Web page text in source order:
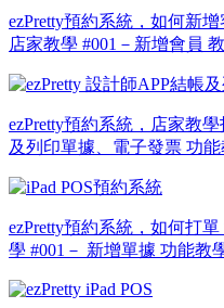
ezPretty預約系統，如何新
店家教學 #001－新增會員
ezPretty預約系統，店家教
及列印單據、電子發票 功
ezPretty預約系統，如何打
學 #001－ 新增單據 功能教